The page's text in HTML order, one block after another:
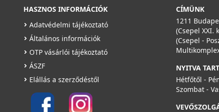
HASZNOS INFORMÁCIÓK
Adatvédelmi tájékoztató
Általános információk
OTP vásárlói tájékoztató
ÁSZF
Elállás a szerződéstől
CÍMÜNK
1211
(Csepel XXI.
(Csepel -
NYITVA
Hétfőtől -
Szombat -